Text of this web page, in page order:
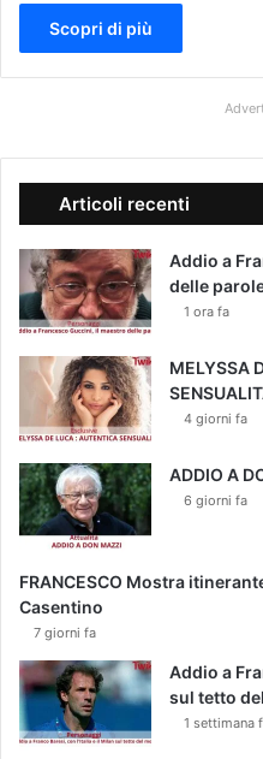
Scopri di più
Articoli recenti
Addio a
delle
1 ora fa
MELYSSA
4 giorni fa
ADDIO A
6 giorni fa
FRANCESCO Mostra
Casentino
7 giorni fa
Addio a
sul tetto
1 settimana